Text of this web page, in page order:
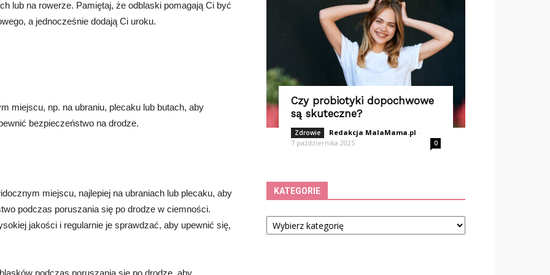
lub na rowerze. Pamiętaj, że odblaski pomagają Ci być
a jednocześnie dodają Ci uroku.
miejscu, np. na ubraniu, plecaku lub butach, aby
bezpieczeństwo na drodze.
miejscu, najlepiej na ubraniach lub plecaku, aby
podczas poruszania się po drodze w ciemności.
jakości i regularnie je sprawdzać, aby upewnić się,
podczas poruszania się po drodze, aby
Czy probiotyki dopochwowe
są skuteczne?
Zdrowie Redakcja MalaMama.pl -
7 października 2025
0
KATEGORIE
Kategorie